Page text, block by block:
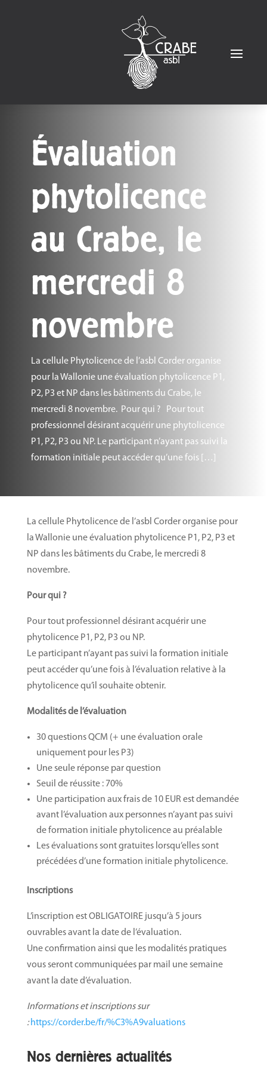
Évaluation
phytolicence
au Crabe, le
mercredi 8
novembre
La cellule Phytolicence de l’asbl Corder organise
pour la Wallonie une évaluation phytolicence P1,
P2, P3 et NP dans les bâtiments du Crabe, le
mercredi 8 novembre. ​Pour qui ? Pour tout
professionnel désirant acquérir une phytolicence
P1, P2, P3 ou NP. Le participant n’ayant pas suivi la
formation initiale peut accéder qu’une fois […]
La cellule Phytolicence de l’asbl Corder organise pour
la Wallonie une évaluation phytolicence P1, P2, P3 et
NP dans les bâtiments du Crabe, le mercredi 8
novembre.
​Pour qui ?
Pour tout professionnel désirant acquérir une
phytolicence P1, P2, P3 ou NP.
Le participant n’ayant pas suivi la formation initiale
peut accéder qu’une fois à l’évaluation relative à la
phytolicence qu’il souhaite obtenir.
Modalités de l’évaluation
30 questions QCM (+ une évaluation orale
uniquement pour les P3)
Une seule réponse par question
Seuil de réussite : 70%
Une participation aux frais de 10 EUR est demandée
avant l’évaluation aux personnes n’ayant pas suivi
de formation initiale phytolicence au préalable
Les évaluations sont gratuites lorsqu’elles sont
précédées d’une formation initiale phytolicence.
Inscriptions
L’inscription est OBLIGATOIRE jusqu’à 5 jours
ouvrables avant la date de l’évaluation.
Une confirmation ainsi que les modalités pratiques
vous seront communiquées par mail une semaine
avant la date d’évaluation.
Informations et inscriptions sur
:https://corder.be/fr/%C3%A9valuations
Nos dernières actualités